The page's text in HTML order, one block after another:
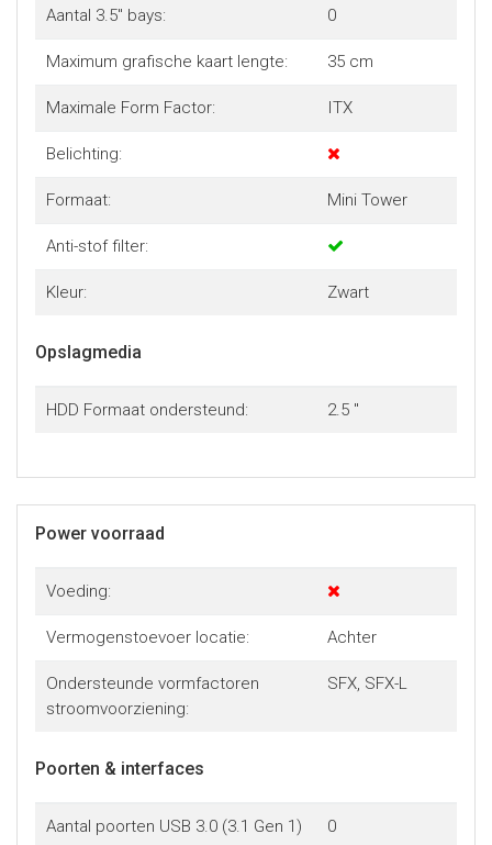
Aantal 3.5" bays: 0
Maximum grafische kaart lengte: 35 cm
Maximale Form Factor: ITX
Belichting:
Formaat: Mini Tower
Anti-stof filter:
Kleur: Zwart
Opslagmedia
HDD Formaat ondersteund: 2.5 "
Power voorraad
Voeding:
Vermogenstoevoer locatie: Achter
Ondersteunde vormfactoren
stroomvoorziening:
SFX, SFX-L
Poorten & interfaces
Aantal poorten USB 3.0 (3.1 Gen 1)
0